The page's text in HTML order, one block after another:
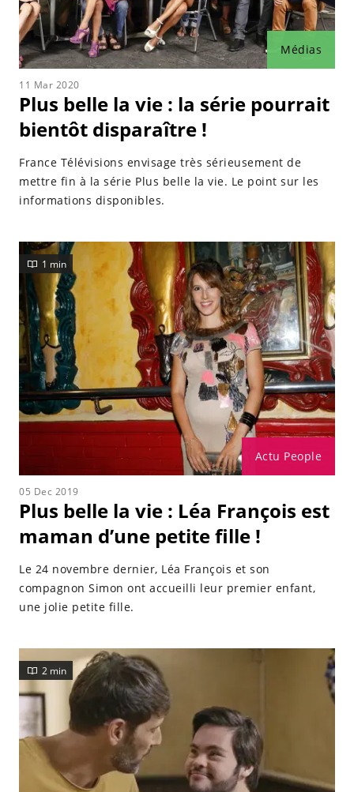
Médias
11 Mar 2020
Plus belle la vie : la série pourrait
bientôt disparaître !
France Télévisions envisage très sérieusement de
mettre fin à la série Plus belle la vie. Le point sur les
informations disponibles.
Actu People
1 min
05 Dec 2019
Plus belle la vie : Léa François est
maman d’une petite fille !
Le 24 novembre dernier, Léa François et son
compagnon Simon ont accueilli leur premier enfant,
une jolie petite fille.
2 min